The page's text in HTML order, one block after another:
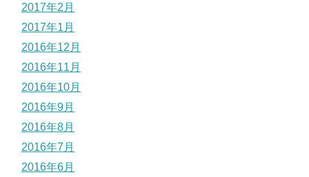
2017年2月
2017年1月
2016年12月
2016年11月
2016年10月
2016年9月
2016年8月
2016年7月
2016年6月